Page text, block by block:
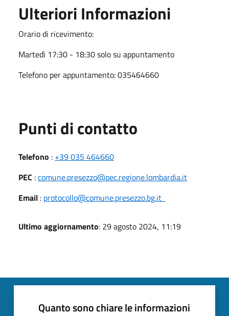
Ulteriori Informazioni
Orario di ricevimento:
Martedì 17:30 - 18:30 solo su appuntamento
Telefono per appuntamento: 035464660
Punti di contatto
Telefono : +39 035 464660
PEC :comune.presezzo@pec.regione.lombardia.it
Email : protocollo@comune.presezzo.bg.it
Ultimo aggiornamento: 29 agosto 2024, 11:19
Quanto sono chiare le informazioni